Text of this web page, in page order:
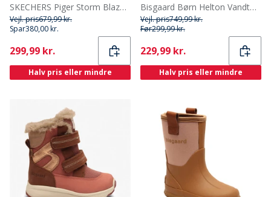
SKECHERS Piger Storm Blazer Vandtætte Sko Lilla
Vejl. pris679,99 kr.
Spar380,00 kr.
Current
299,99 kr.
Halv pris eller mindre
Bisgaard Børn Helton Vandtætte Tex Støvler Gul
Vejl. pris749,99 kr.
Før299,99 kr.
Current
229,99 kr.
Halv pris eller mindre